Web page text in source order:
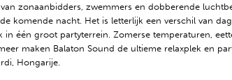
zonaanbidders, zwemmers en dobberende
komende nacht. Het is letterlijk een verschil van
één groot partyterrein. Zomerse temperaturen,
maken Balaton Sound de ultieme relaxplek en
Hongarije.